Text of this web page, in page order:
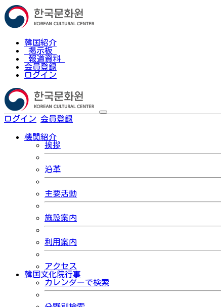
韓国紹介
掲示板
報道資料
会員登録
ログイン
ログイン 会員登録
機関紹介
挨拶
沿革
主要活動
施設案内
利用案内
アクセス
韓国文化院行事
カレンダーで検索